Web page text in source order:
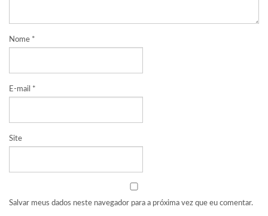
Nome *
E-mail *
Site
Salvar meus dados neste navegador para a próxima vez que eu comentar.